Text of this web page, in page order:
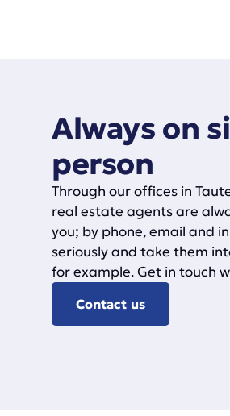
Always on
person
Through our offices in
real estate agents are
you; by phone, email and
seriously and take them
for example. Get in touch
Contact us